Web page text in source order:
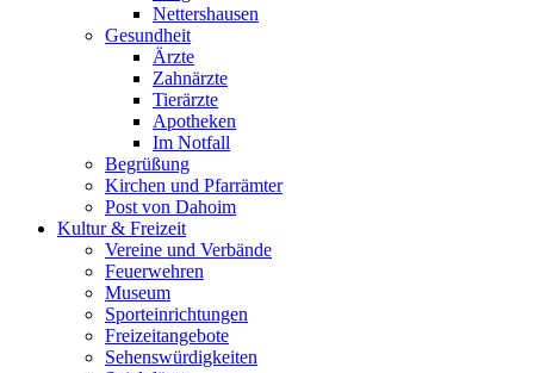
Nettershausen
Gesundheit
Ärzte
Zahnärzte
Tierärzte
Apotheken
Im Notfall
Begrüßung
Kirchen und Pfarrämter
Post von Dahoim
Kultur & Freizeit
Vereine und Verbände
Feuerwehren
Museum
Sporteinrichtungen
Freizeitangebote
Sehenswürdigkeiten